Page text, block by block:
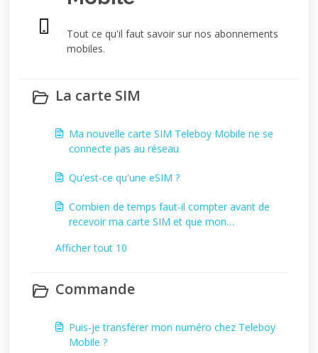
Tout ce qu'il faut savoir sur nos abonnements
mobiles.
La carte SIM
Ma nouvelle carte SIM Teleboy Mobile ne se
connecte pas au réseau
Qu'est-ce qu'une eSIM ?
Combien de temps faut-il compter avant de
recevoir ma carte SIM et que mon
Afficher tout 10
Commande
Puis-je transférer mon numéro chez Teleboy
Mobile ?